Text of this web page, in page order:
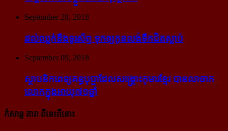
September 28, 2018
រវល់​ឈ្លក់​នឹង​ទូរស័ព្ទ ទុក​ឲ្យ​កូន​លង់​ទឹក​ជិត​ស្លាប់
September 09, 2018
ស្ថាបនិក​ពេទ្យ​គន្ធបុប្ផា​ដែល​សង្គ្រោះ​កុមារ​ខ្មែរ​ បាន​លាចាក​
លោក​ក្នុង​អាយុ​៧១ឆ្នាំ
កំសាន្ដ តារា ពីនេះពីនោះ